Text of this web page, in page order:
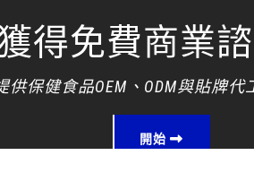
得免費商業諮
供保健食品OEM、ODM與貼牌
開始